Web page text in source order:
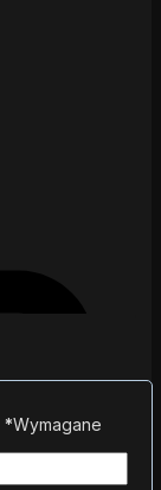
*Wymagane